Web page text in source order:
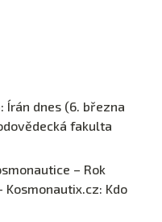
Írán dnes (6. března
fakulta
– Rok
Kosmonautix.cz: Kdo